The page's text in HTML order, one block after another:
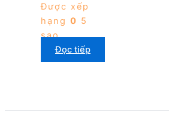
Được xếp
hạng 0 5
sao
Đọc tiếp